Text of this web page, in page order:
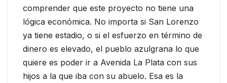
comprender que este proyecto no tiene una
lógica económica. No importa si San Lorenzo
ya tiene estadio, o si el esfuerzo en término de
dinero es elevado, el pueblo azulgrana lo que
quiere es poder ir a Avenida La Plata con sus
hijos a la que iba con su abuelo. Esa es la